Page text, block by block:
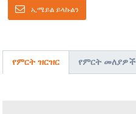
ኢሜይል ይላኩልን
የምርት ዝርዝር የምርት መለያዎች